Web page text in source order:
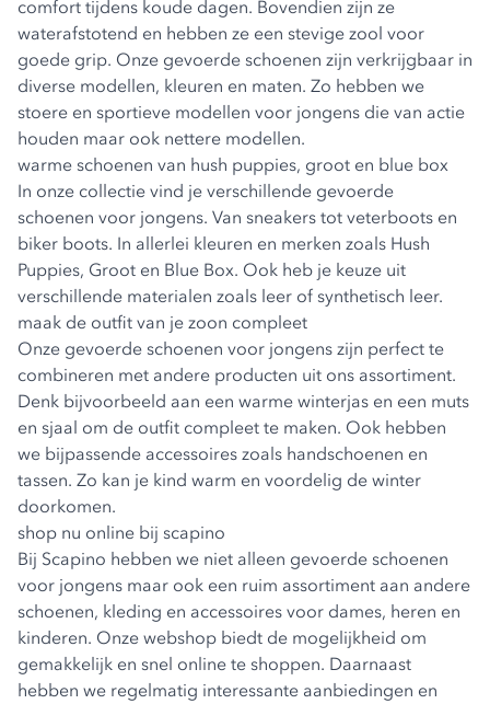
comfort tijdens koude dagen. Bovendien zijn ze
waterafstotend en hebben ze een stevige zool voor
goede grip. Onze gevoerde schoenen zijn verkrijgbaar in
diverse modellen, kleuren en maten. Zo hebben we
stoere en sportieve modellen voor jongens die van actie
houden maar ook nettere modellen.
warme schoenen van hush puppies, groot en blue box
In onze collectie vind je verschillende gevoerde
schoenen voor jongens. Van sneakers tot veterboots en
biker boots. In allerlei kleuren en merken zoals Hush
Puppies, Groot en Blue Box. Ook heb je keuze uit
verschillende materialen zoals leer of synthetisch leer.
maak de outfit van je zoon compleet
Onze gevoerde schoenen voor jongens zijn perfect te
combineren met andere producten uit ons assortiment.
Denk bijvoorbeeld aan een warme winterjas en een muts
en sjaal om de outfit compleet te maken. Ook hebben
we bijpassende accessoires zoals handschoenen en
tassen. Zo kan je kind warm en voordelig de winter
doorkomen.
shop nu online bij scapino
Bij Scapino hebben we niet alleen gevoerde schoenen
voor jongens maar ook een ruim assortiment aan andere
schoenen, kleding en accessoires voor dames, heren en
kinderen. Onze webshop biedt de mogelijkheid om
gemakkelijk en snel online te shoppen. Daarnaast
hebben we regelmatig interessante aanbiedingen en